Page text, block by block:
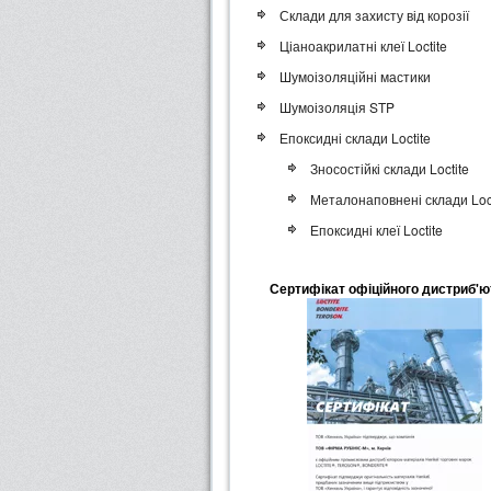
Склади для захисту від корозії
Ціаноакрилатні клеї Loctite
Шумоізоляційні мастики
Шумоізоляція STP
Епоксидні склади Loctite
Зносостійкі склади Loctite
Металонаповнені склади
Епоксидні клеї Loctite
Сертифікат офіційного